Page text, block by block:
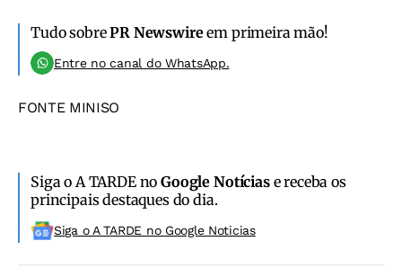
Tudo sobrePR Newswireem primeira mão!
Entre no canal do WhatsApp.
FONTE MINISO
Siga o A TARDE noGoogle Notíciase receba os
principais destaques do dia.
Siga o A TARDE no Google Noticias